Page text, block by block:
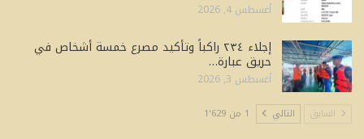
أغسطس 4, 2026
إجلاء ٢٣٤ راكباً وتأكيد مصرع خمسة أشخاص في
حريق عبارة…
أغسطس 3, 2026
السابق التالي 1 من 1٬629